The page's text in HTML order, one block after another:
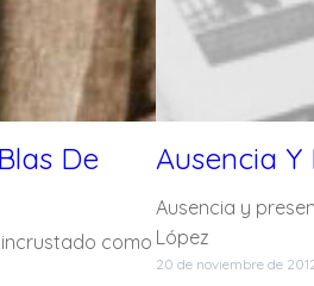
De
como
Ausencia
Ausencia y
López
20 de noviembre de